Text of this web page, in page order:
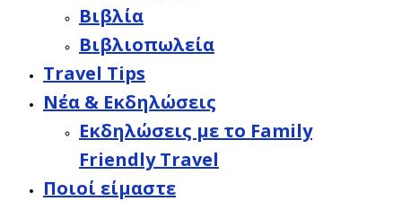
Βιβλία
Βιβλιοπωλεία
Travel Tips
Νέα & Εκδηλώσεις
Εκδηλώσεις με το Family
Friendly Travel
Ποιοί είμαστε